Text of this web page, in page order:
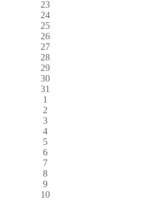
23
24
25
26
27
28
29
30
31
1
2
3
4
5
6
7
8
9
10